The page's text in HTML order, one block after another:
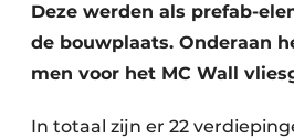
Deze werden als prefab-
de bouwplaats. Onderaan
men voor het MC Wall
In totaal zijn er 22